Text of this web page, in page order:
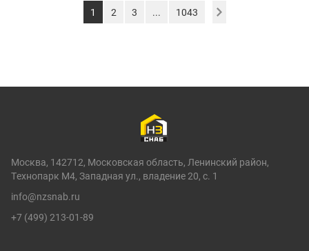
1 2 3 ... 1043
Москва, 142712, Московская область, Ленинский район,
Технопарк М4, Западная ул., владение 20, с. 1
info@nzsnab.ru
+7 (499) 213-01-89